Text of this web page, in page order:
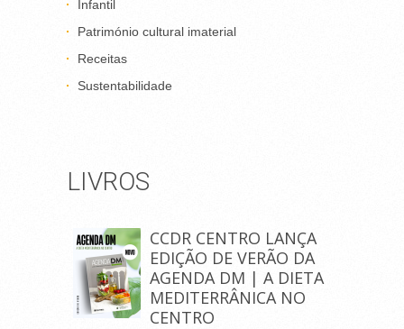
Infantil
Património cultural imaterial
Receitas
Sustentabilidade
LIVROS
CCDR CENTRO LANÇA
EDIÇÃO DE VERÃO DA
AGENDA DM | A DIETA
MEDITERRÂNICA NO
CENTRO